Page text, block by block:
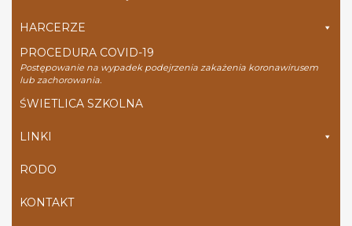
HARCERZE
PROCEDURA COVID-19
Postępowanie na wypadek podejrzenia zakażenia koronawirusem
lub zachorowania.
ŚWIETLICA SZKOLNA
LINKI
RODO
KONTAKT